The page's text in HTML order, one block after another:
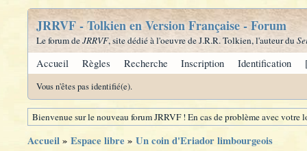
JRRVF - Tolkien en Version Française - Forum
Le forum deJRRVF, site dédié à l'oeuvre de J.R.R. Tolkien, l'auteur du
Accueil Règles Recherche Inscription Identification
Vous n'êtes pas identifié(e).
Bienvenue sur le nouveau forum JRRVF ! En cas de problème avec
Accueil» Espace libre » Un coin d'Eriador limbourgeois